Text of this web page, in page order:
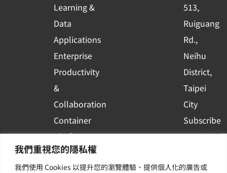
我們重視您的隱私權
我們使用 Cookies 以提升您的瀏覽體驗、提供個人化的廣告或
Learning &
Data
Applications
Enterprise
Productivity
&
Collaboration
Container
Platform
Applications
Others /
a
r
e
513,
Ruiguang
Rd.,
Neihu
District,
Taipei
City
Subscribe
to WingWill
the latest